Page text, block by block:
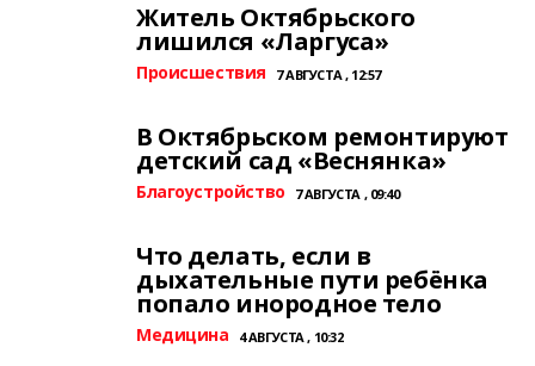
Житель Октябрьского
лишился «Ларгуса»
Происшествия 7 АВГУСТА , 12:57
В Октябрьском ремонтируют
детский сад «Веснянка»
Благоустройство 7 АВГУСТА , 09:40
Что делать, если в
дыхательные пути ребёнка
попало инородное тело
Медицина 4 АВГУСТА , 10:32